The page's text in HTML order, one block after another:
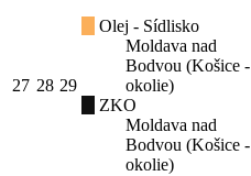
27 28 29
Olej - Sídlisko
Moldava nad
Bodvou (Košice -
okolie)
ZKO
Moldava nad
Bodvou (Košice -
okolie)